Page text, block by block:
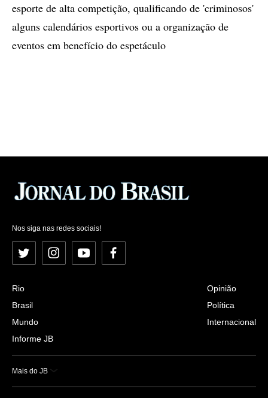
esporte de alta competição, qualificando de 'criminosos'
alguns calendários esportivos ou a organização de
eventos em benefício do espetáculo
Nos siga nas redes sociais!
Twitter InstagramYouTubeFacebook
Rio
Brasil
Mundo
Informe JB
Opinião
Política
Internacional
Mais do JB
Esportes